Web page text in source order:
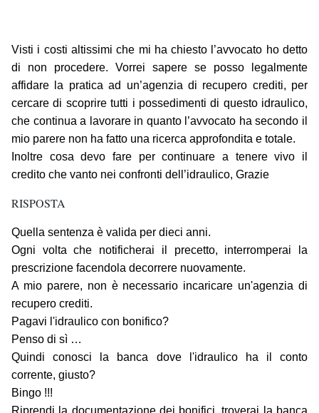
Visti i costi altissimi che mi ha chiesto l’avvocato ho detto
di non procedere. Vorrei sapere se posso legalmente
affidare la pratica ad un’agenzia di recupero crediti, per
cercare di scoprire tutti i possedimenti di questo idraulico,
che continua a lavorare in quanto l’avvocato ha secondo il
mio parere non ha fatto una ricerca approfondita e totale.
Inoltre cosa devo fare per continuare a tenere vivo il
credito che vanto nei confronti dell’idraulico, Grazie
RISPOSTA
Quella sentenza è valida per dieci anni.
Ogni volta che notificherai il precetto, interromperai la
prescrizione facendola decorrere nuovamente.
A mio parere, non è necessario incaricare un'agenzia di
recupero crediti.
Pagavi l'idraulico con bonifico?
Penso di sì …
Quindi conosci la banca dove l'idraulico ha il conto
corrente, giusto?
Bingo !!!
Riprendi la documentazione dei bonifici, troverai la banca